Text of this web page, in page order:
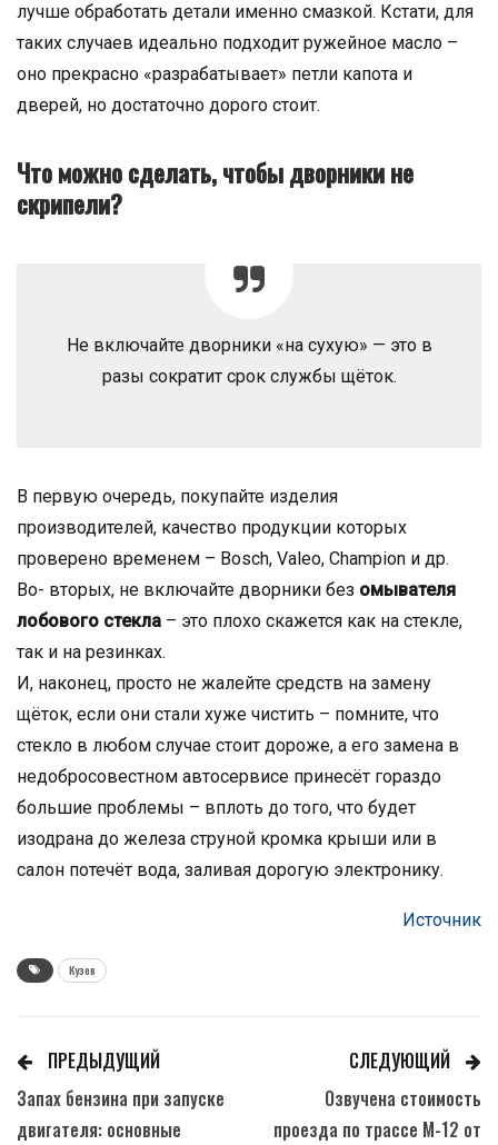
лучше обработать детали именно смазкой. Кстати, для
таких случаев идеально подходит ружейное масло –
оно прекрасно «разрабатывает» петли капота и
дверей, но достаточно дорого стоит.
Что можно сделать, чтобы дворники не
скрипели?
Не включайте дворники «на сухую» — это в
разы сократит срок службы щёток.
В первую очередь, покупайте изделия
производителей, качество продукции которых
проверено временем – Bosch, Valeo, Champion и др.
Во- вторых, не включайте дворники без омывателя
лобового стекла – это плохо скажется как на стекле,
так и на резинках.
И, наконец, просто не жалейте средств на замену
щёток, если они стали хуже чистить – помните, что
стекло в любом случае стоит дороже, а его замена в
недобросовестном автосервисе принесёт гораздо
большие проблемы – вплоть до того, что будет
изодрана до железа струной кромка крыши или в
салон потечёт вода, заливая дорогую электронику.
Источник
Кузов
ПРЕДЫДУЩИЙ
Запах бензина при запуске
двигателя: основные
СЛЕДУЮЩИЙ
Озвучена стоимость
проезда по трассе М-12 от